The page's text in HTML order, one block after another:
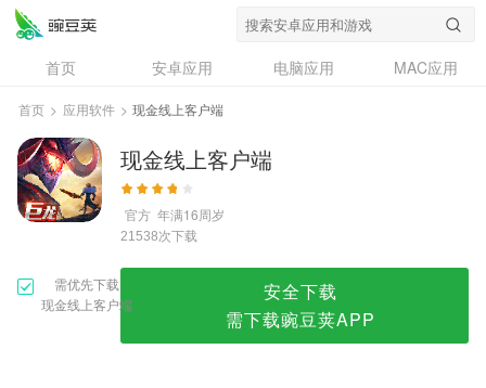
首页 安卓应用 电脑应用
MAC应用
资讯
专题
问答
首页 > 应用软件 > 现金线上客户端
现金线上客户端
官方 年满16周岁
21538次下载
需优先下载
现金线上客户端
安全下载
需下载豌豆荚APP